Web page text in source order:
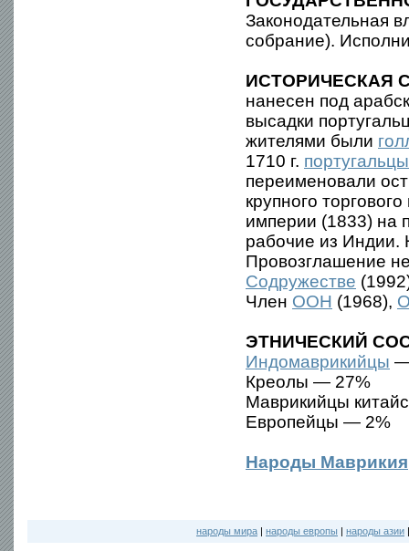
Законодательная
собрание).
ИСТОРИЧЕСКАЯ
нанесен под
высадки
жителями были
1710 г. португальцы
переименовали
крупного
империи (1833) на
рабочие из Индии.
Провозглашение
Содружестве
Член ООН (1968),
ЭТНИЧЕСКИЙ
Индомаврикийцы —
Креолы — 27%
Маврикийцы
Европейцы — 2%
Народы Маврикия
народы мира | народы европы | народы азии